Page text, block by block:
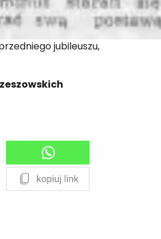
jubileuszu,